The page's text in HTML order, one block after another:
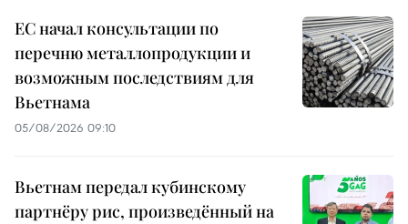
ЕС начал консультации по
перечню металлопродукции и
возможным последствиям для
Вьетнама
05/08/2026 09:10
Вьетнам передал кубинскому
партнёру рис, произведённый на